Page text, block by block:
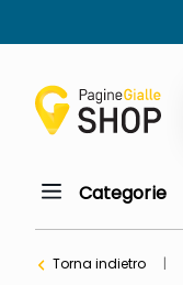
Categorie
Torna indietro